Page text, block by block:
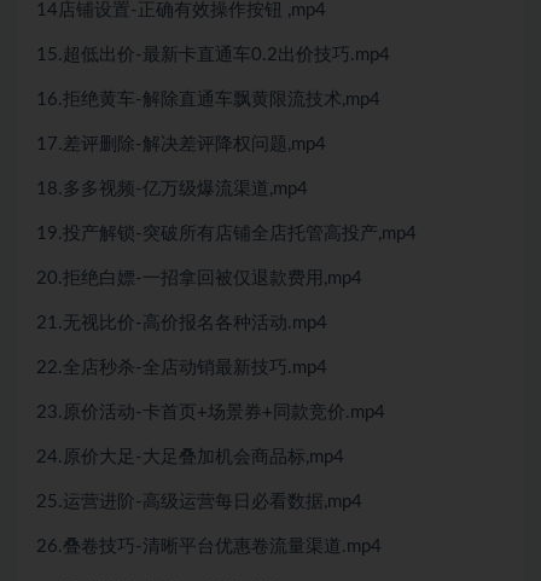
14店铺设置-正确有效操作按钮 ,mp4
15.超低出价-最新卡直通车0.2出价技巧.mp4
16.拒绝黄车-解除直通车飘黄限流技术,mp4
17.差评删除-解决差评降权问题,mp4
18.多多视频-亿万级爆流渠道,mp4
19.投产解锁-突破所有店铺全店托管高投产,mp4
20.拒绝白嫖-一招拿回被仅退款费用,mp4
21.无视比价-高价报名各种活动.mp4
22.全店秒杀-全店动销最新技巧.mp4
23.原价活动-卡首页+场景券+同款竞价.mp4
24.原价大足-大足叠加机会商品标,mp4
25.运营进阶-高级运营每日必看数据,mp4
26.叠卷技巧-清晰平台优惠卷流量渠道.mp4